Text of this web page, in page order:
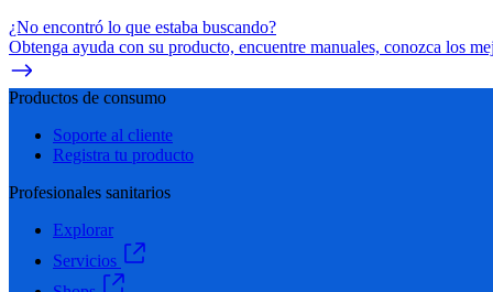
¿No encontró lo que estaba buscando?
Obtenga ayuda con su producto, encuentre manuales, conozca los
Productos de consumo
Soporte al cliente
Registra tu producto
Profesionales sanitarios
Explorar
Servicios